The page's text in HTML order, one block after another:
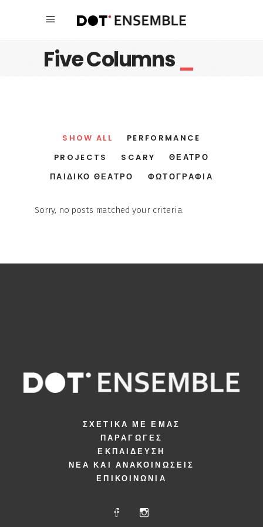
Five Columns
SHOW ALL
PERFORMANCE
PROJECTS
SCARY
ΘΈΑΤΡΟ
ΠΑΙΔΙΚΌ ΘΈΑΤΡΟ
ΦΩΤΟΓΡΑΦΊΑ
Sorry, no posts matched your criteria.
ΣΧΕΤΙΚΆ ΜΕ ΕΜΆΣ
ΠΑΡΑΓΩΓΈΣ
ΕΚΠΑΊΔΕΥΣΗ
ΝΈΑ ΚΑΙ ΑΝΑΚΟΙΝΏΣΕΙΣ
ΕΠΙΚΟΙΝΩΝΊΑ